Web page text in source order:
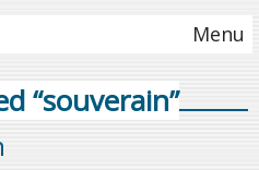
Menu
“souverain”